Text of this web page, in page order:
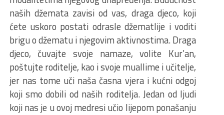
naših džemata zavisi od vas, draga djeco, koji
ćete uskoro postati odrasle džematlije i voditi
brigu o džematu i njegovim aktivnostima. Draga
djeco, čuvajte svoje namaze, volite Kur’an,
poštujte roditelje, kao i svoje muallime i učitelje,
jer nas tome uči naša časna vjera i kućni odgoj
koji smo dobili od naših roditelja. Jedan od ljudi
koji nas je u ovoj medresi učio lijepom ponašanju